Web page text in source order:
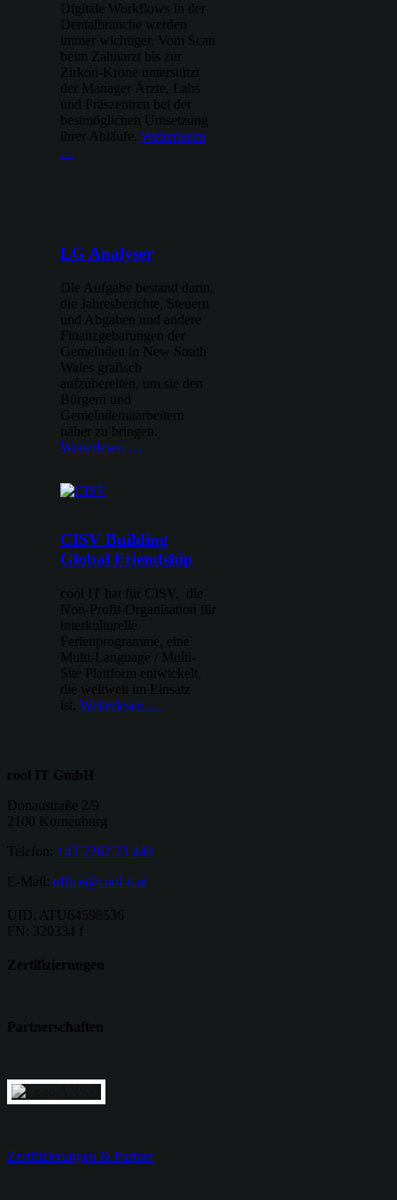
Digitale Workflows in der
Dentalbranche werden
immer wichtiger. Vom Scan
beim Zahnarzt bis zur
Zirkon-Krone unterstützt
der Manager Ärzte, Labs
und Fräszentren bei der
bestmöglichen Umsetzung
ihrer Abläufe. Weiterlesen
…
LG Analyser
Die Aufgabe bestand darin,
die Jahresberichte, Steuern
und Abgaben und andere
Finanzgebarungen der
Gemeinden in New South
Wales grafisch
aufzubereiten, um sie den
Bürgern und
Gemeindemitarbeitern
näher zu bringen.
Weiterlesen …
CISV Building
Global Friendship
cool IT hat für CISV, die
Non-Profit-Organisation für
interkulturelle
Ferienprogramme, eine
Multi-Language / Multi-
Site Plattform entwickelt,
die weltweit im Einsatz
ist. Weiterlesen …
cool IT GmbH
Donaustraße 2/9
2100 Korneuburg
Telefon: +43 2262 23 440
E-Mail: office@cool-it.at
UID: ATU64598536
FN: 320334 f
Zertifizierungen
Partnerschaften
Zertifizierungen & Partner